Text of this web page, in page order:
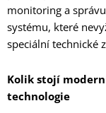
monitoring a správu
systému, které
speciální technické
Kolik stojí
technologie